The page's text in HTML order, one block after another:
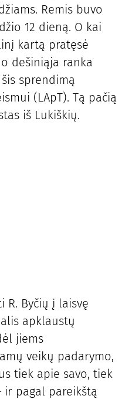
Remis buvo
12 dieną. O kai
kartą pratęsė
dešiniąja ranka
sprendimą
(LApT). Tą pačią
iš Lukiškių.
R. Byčių į laisvę
apklaustų
jiems
veikų padarymo,
tiek apie savo, tiek
pagal pareikštą